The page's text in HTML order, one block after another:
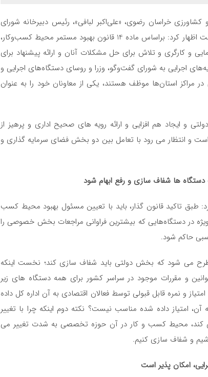
کشاورزی خراسان رضوی، «علی‌اکبر لبافی»، رئیس دبیرخانه شورای
گفت‌وگوی دولت و بخش خصوصی استان در این نشست اظهار کرد: براساس ماده 14 قانون بهبود مستمر محیط کسب‌وکار،
و کارگری و تلاش برای حل مشکلات آنان و ارائه پیشنهاد برای
اجرایی به شورای گفت‌‌وگو، وزرا و روسای دستگاه‌های اجرایی و
مراکز استان‌ها موظف هستند، یکی از معاونان خود را به عنوان
و ایجاد هم افزایی و ارائه رویه های صحیح اداری و پرهیز از
و انتظار می رود با تعامل بین دو بخش فضای سرمایه گذاری و
ها شفاف سازی و رفع ابهام شود
طبق تاکید قانون گذار، باید با تعیین مسئول بهبود محیط کسب
در دستگاه‌هایی که بیشترین فراوانی مراجعات بخش خصوصی را
حاکم شود.
می شود که بخش دولتی باید شفاف سازی کند؛ نخست اینکه
و مقررات موجود در سراسر کشور برای همه دستگاه های زیر
و نمره قابل قبولی توسط فعالان اقتصادی به آن اداره کل داده
امتیاز داده شده مناسب نیست؟ نکته دوم اینکه چرا با تغییر
کند، محیط کسب و کار در آن حوزه تخصصی به شدت تغییر می
و شفاف سازی کنیم.
امکان پذیر است